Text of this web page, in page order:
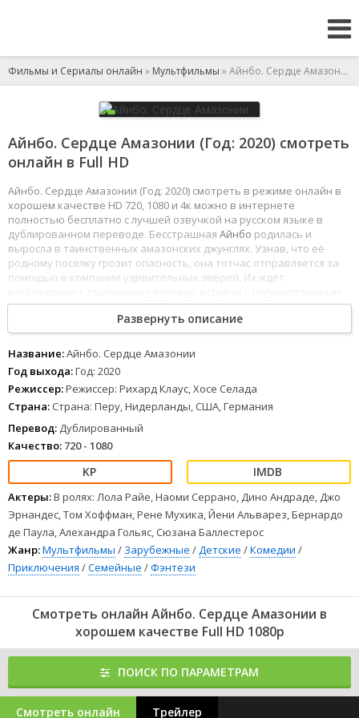
Фильмы и Сериалы онлайн » Мультфильмы » Айнбо. Сердце Амазонии
Айнбо. Сердце Амазонии (Год: 2020) смотреть
онлайн в Full HD
Айнбо. Сердце Амазонии (Год: 2020) смотреть в режиме онлайн в
хорошем качестве HD 720, 1080 и 4к можно в интернете
полностью бесплатно с лучшей озвучкой на русском языке в
дублированном переводе. Бесстрашная Айнбо родилась и
выросла в таинственных амазонских джунглях. Узнав, что её
родному поселку грозит опасность, она тотчас отправляется за
помощью в компании удивительных зверей. Их ждёт
духомАмазониии схватка с мифическим чудовищем.
Развернуть описание
Название:Айнбо. Сердце Амазонии
Год выхода:Год: 2020
Режиссер:Режиссер: Рихард Клаус, Хосе Селада
Страна: Страна: Перу, Нидерланды, США, Германия
Перевод: Дублированный
Качество: 720 - 1080
Актеры:В ролях: Лола Райе, Наоми Серрано, Дино Андраде, Джо
Эрнандес, Том Хоффман, Рене Мухика, Йени Альварез, Бернардо
де Паула, Алехандра Гольяс, Сюзана Баллестерос
Жанр:Мультфильмы / Зарубежные /Детские /Комедии /
Приключения /Семейные /Фэнтези
Смотреть онлайн Айнбо. Сердце Амазонии в
хорошем качестве Full HD 1080p
ПОИСК ПО ПАРАМЕТРАМ
Смотреть онлайн Трейлер